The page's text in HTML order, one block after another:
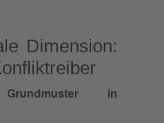
Dimension:
in